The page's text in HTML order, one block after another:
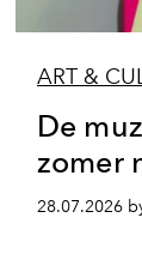
ART &
De
zomer
28.07.2026